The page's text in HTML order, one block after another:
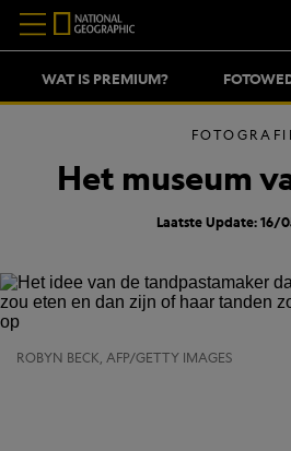
WAT IS PREMIUM?
Het museum
Laatste Update: 16/
ROBYN BECK, AFP/GETTY IMAGES